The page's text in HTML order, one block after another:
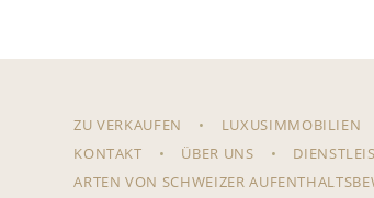
ZU VERKAUFEN LUXUSIMMOBILIEN
KONTAKT
ÜBER UNS
ARTEN VON SCHWEIZER